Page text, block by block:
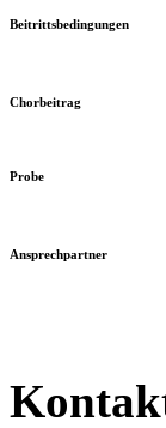
Beitrittsbedingungen
Chorbeitrag
Probe
Ansprechpartner